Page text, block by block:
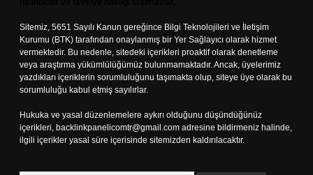
Sitemiz, 5651 Sayılı Kanun gereğince Bilgi Teknolojileri ve İletişim
Kurumu (BTK) tarafından onaylanmış bir Yer Sağlayıcı olarak hizmet
vermektedir. Bu nedenle, sitedeki içerikleri proaktif olarak denetleme
veya araştırma yükümlülüğümüz bulunmamaktadır. Ancak, üyelerimiz
yazdıkları içeriklerin sorumluluğunu taşımakta olup, siteye üye olarak bu
sorumluluğu kabul etmiş sayılırlar.
Hukuka ve yasal düzenlemelere aykırı olduğunu düşündüğünüz
içerikleri, backlinkpanelicomtr@gmail.com adresine bildirmeniz halinde,
ilgili içerikler yasal süre içerisinde sitemizden kaldırılacaktır.